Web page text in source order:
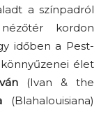
a színpadról
kordon
időben a Pest-
élet
(Ivan & the
(Blahalouisiana)